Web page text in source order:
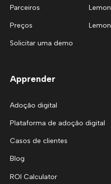
Parceiros
Preços
Solicitar uma demo
Apprender
Adoção digital
Plataforma de adoção digital
Casos de clientes
Blog
ROI Calculator